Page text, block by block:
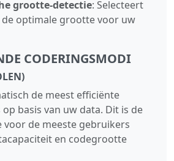
grootte‑detectie: Selecteert
optimale grootte voor uw
CODERINGSMODI
de meest efficiënte
basis van uw data. Dit is de
voor de meeste gebruikers
en codegrootte